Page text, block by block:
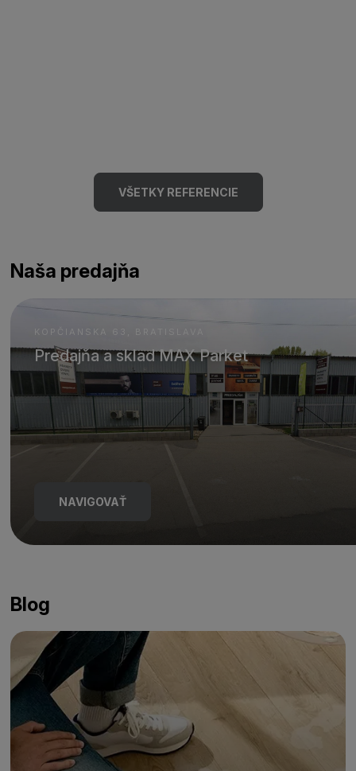
VŠETKY REFERENCIE
Naša predajňa
KOPČIANSKA 63, BRATISLAVA
Predajňa a sklad MAX Parket
NAVIGOVAŤ
Blog